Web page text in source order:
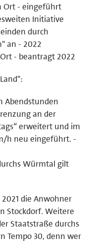
Ort - eingeführt
Initiative
durch
an - 2022
- beantragt 2022
Abendstunden
an der
erweitert und im
h neu eingeführt. -
Würmtal gilt
die Anwohner
Stockdorf. Weitere
Staatstraße durchs
Tempo 30, denn wer